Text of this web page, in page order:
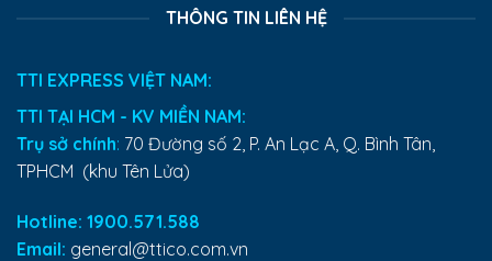
THÔNG TIN LIÊN HỆ
TTI EXPRESS VIỆT NAM:
TTI TẠI HCM - KV MIỀN NAM:
Trụ sở chính: 70 Đường số 2, P. An Lạc A, Q. Bình Tân,
TPHCM (khu Tên Lửa)
Hotline: 1900.571.588
Email: general@ttico.com.vn